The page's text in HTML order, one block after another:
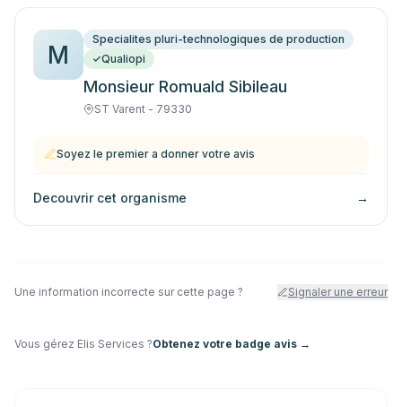
M
Specialites pluri-technologiques de production
Qualiopi
Monsieur Romuald Sibileau
ST Varent - 79330
Soyez le premier a donner votre avis
Decouvrir cet organisme →
Une information incorrecte sur cette page ? Signaler une erreur
Vous gérez Elis Services ?Obtenez votre badge avis →